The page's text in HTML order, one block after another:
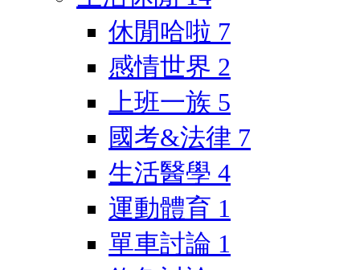
休閒哈啦 7
感情世界 2
上班一族 5
國考&法律 7
生活醫學 4
運動體育 1
單車討論 1